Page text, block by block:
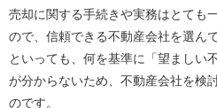
売却に関する手続きや実務はとても
ので、信頼できる不動産会社を選ん
といっても、何を基準に「望ましい
が分からないため、不動産会社を検
のです。